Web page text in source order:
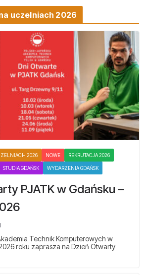
uczelniach 2026
2026 NOWE REKRUTACJA 2026
STUDIA GDAŃSK WYDARZENIA GDAŃSK
PJATK w Gdańsku –
Technik Komputerowych w
roku zaprasza na Dzień Otwarty